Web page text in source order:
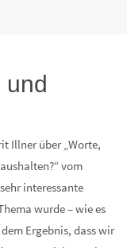
und
Illner über „Worte,
vom
interessante
wurde – wie es
Ergebnis, dass wir